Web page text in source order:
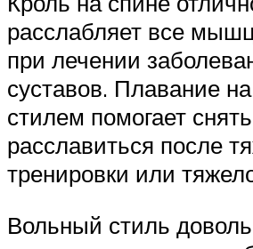
расслабляет все
при лечении
суставов. Плавание
стилем помогает
расславиться после
тренировки или
Вольный стиль